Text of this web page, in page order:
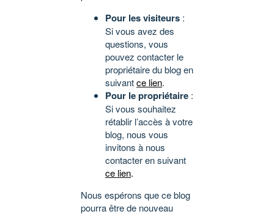
Pour les visiteurs :
Si vous avez des
questions, vous
pouvez contacter le
propriétaire du blog en
suivantce lien.
Pour le propriétaire :
Si vous souhaitez
rétablir l’accès à votre
blog, nous vous
invitons à nous
contacter en suivant
ce lien.
Nous espérons que ce blog
pourra être de nouveau